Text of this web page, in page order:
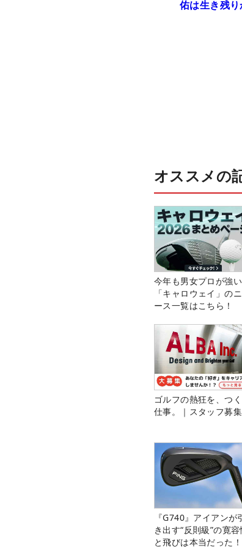
佑は生き残
オススメの
今年も男女プロが強い
「キャロウェイ」の
ース一覧はこちら！
ゴルフの熱狂を、つ
仕事。｜スタッフ募
『G740』アイアンが
き出す“反則級”の寛容
と飛びは本当だった！